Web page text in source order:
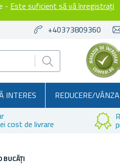
- Este suficient să vă înregistrați
+40373809360
INTERES REDUCERE/
cost de livrare
BUCĂȚI